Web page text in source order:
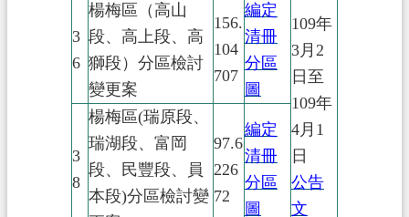
109年
3月2
日至
109年
4月1
日
公告
文
3
6
楊梅區（高山
段、高上段、高
獅段）分區檢討
變更案
156.
104
707
編定
清冊
分區
圖
3
8
楊梅區(瑞原段、
瑞湖段、富岡
段、民豐段、員
本段)分區檢討變
97.6
226
72
編定
清冊
分區
圖